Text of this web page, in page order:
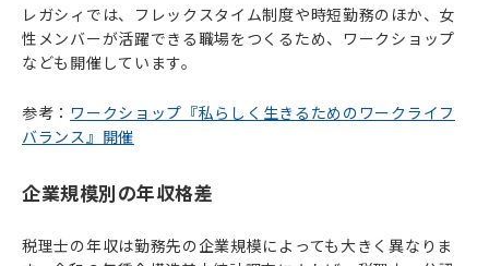
レガシィでは、フレックスタイム制度や時短勤務のほか、女
性メンバーが活躍できる職場をつくるため、ワークショップ
なども開催しています。
参考： ワークショップ『私らしく生きるためのワークライフ
バランス』開催
企業規模別の年収格差
税理士の年収は勤務先の企業規模によっても大きく異なりま